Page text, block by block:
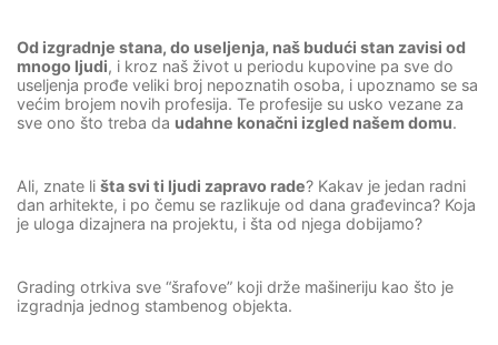
Od izgradnje stana, do useljenja, naš budući stan zavisi od
mnogo ljudi, i kroz naš život u periodu kupovine pa sve do
useljenja prođe veliki broj nepoznatih osoba, i upoznamo se sa
većim brojem novih profesija. Te profesije su usko vezane za
sve ono što treba da udahne konačni izgled našem domu.
Ali, znate li šta svi ti ljudi zapravo rade? Kakav je jedan radni
dan arhitekte, i po čemu se razlikuje od dana građevinca? Koja
je uloga dizajnera na projektu, i šta od njega dobijamo?
Grading otrkiva sve “šrafove” koji drže mašineriju kao što je
izgradnja jednog stambenog objekta.